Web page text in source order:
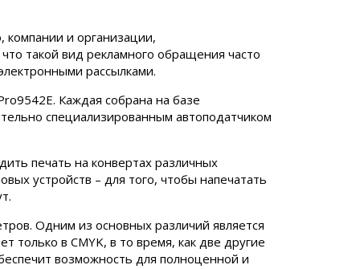
компании и организации,
такой вид рекламного обращения часто
рассылками.
Каждая собрана на базе
специализированным автоподатчиком
печать на конвертах различных
устройств – для того, чтобы напечатать
Одним из основных различий является
только в CMYK, в то время, как две другие
возможность для полноценной и